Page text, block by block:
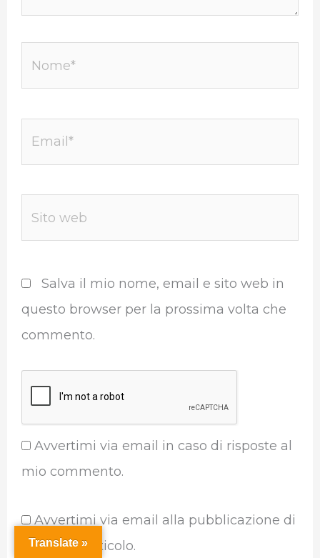
Salva il mio nome, email e sito web in
questo browser per la prossima volta che
commento.
Avvertimi via email in caso di risposte al
mio commento.
Avvertimi via email alla pubblicazione di
un nuovo articolo.
Translate »